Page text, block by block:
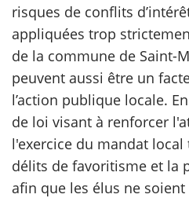
risques de conflits
appliquées trop
de la commune de Saint-
peuvent aussi être un
l’action publique locale.
de loi visant à renforcer
l'exercice du mandat
délits de favoritisme et la
afin que les élus ne